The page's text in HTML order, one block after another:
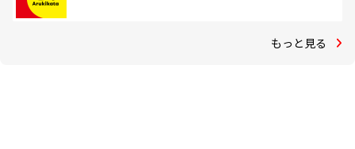
もっと見る